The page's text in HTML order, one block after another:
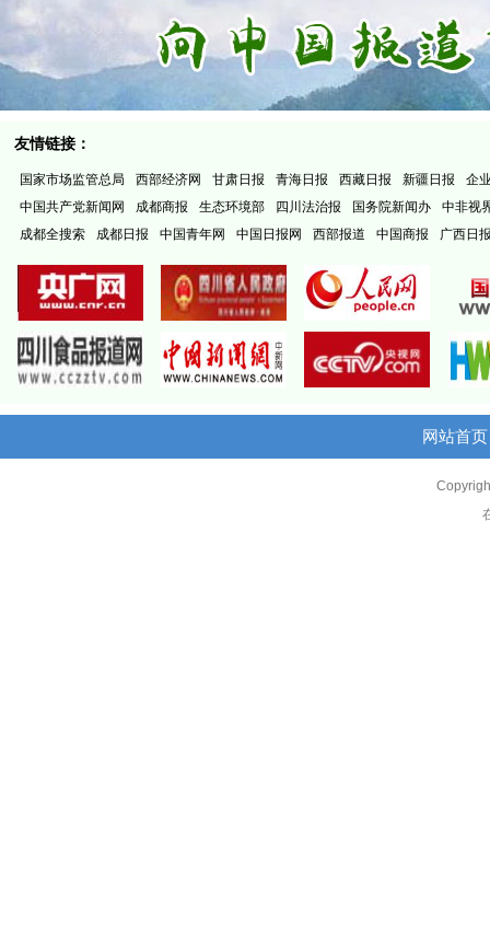
友情链接：
国家市场监管总局 西部经济网 甘肃日报 青海日报 西藏日报 新疆日报
企
中国共产党新闻网
成都商报 生态环境部 四川法治报 国务院新闻办
中非视
成都全搜索
成都日报 中国青年网 中国日报网 西部报道 中国商报 广西日
网站首页